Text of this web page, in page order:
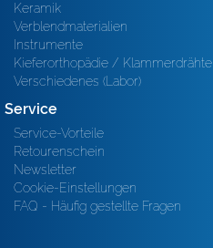
Keramik
Verblendmaterialien
Instrumente
Kieferorthopädie / Klammerdrähte
Verschiedenes (Labor)
Service
Service-Vorteile
Retourenschein
Newsletter
Cookie-Einstellungen
FAQ - Häufig gestellte Fragen